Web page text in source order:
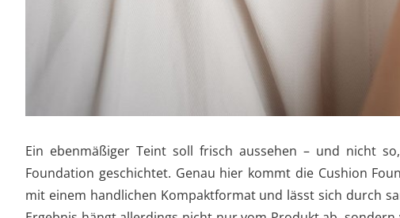
Ein ebenmäßiger Teint soll frisch aussehen – und nicht
Foundation geschichtet. Genau hier kommt die Cushion
mit einem handlichen Kompaktformat und lässt sich durch